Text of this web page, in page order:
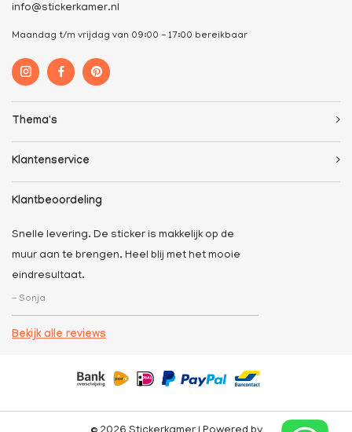
info@stickerkamer.nl
Maandag t/m vrijdag van 09:00 - 17:00 bereikbaar
Thema's
Klantenservice
Klantbeoordeling
Snelle levering. De sticker is makkelijk op de
muur aan te brengen. Heel blij met het mooie
eindresultaat.
- Sonja
Bekijk alle reviews